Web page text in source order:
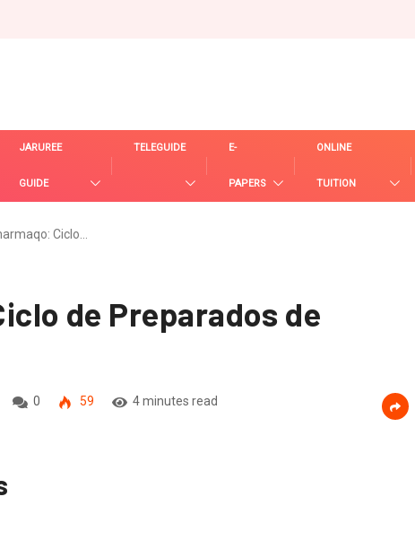
JARUREE
GUIDE
TELEGUIDE E-
PAPERS
ONLINE
TUITION
Ciclo…
de Preparados de
0 59 4 minutes read